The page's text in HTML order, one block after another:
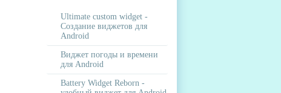
Ultimate custom widget -
Создание виджетов для
Android
Виджет погоды и времени
для Android
Battery Widget Reborn -